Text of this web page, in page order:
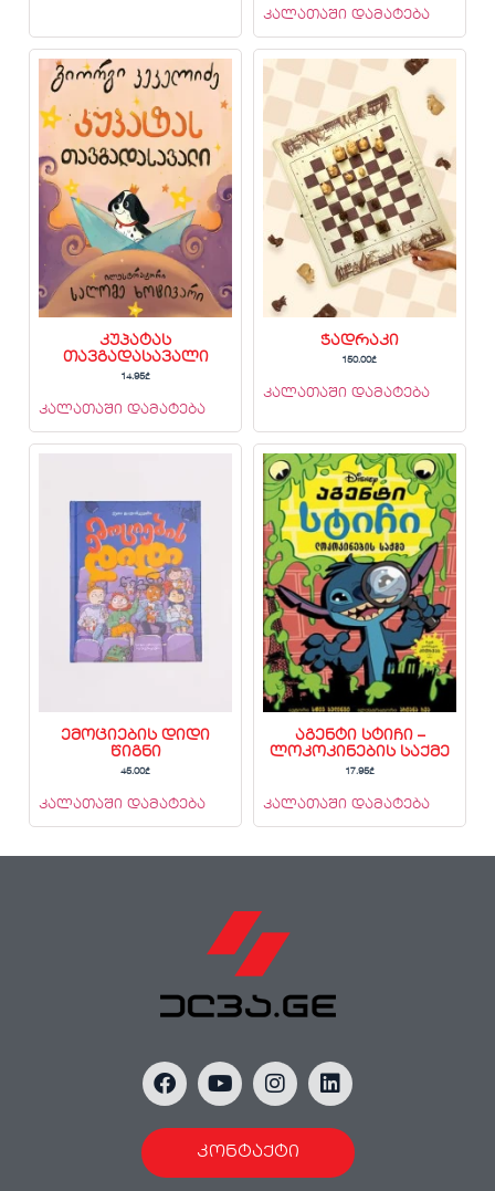
კალათაში დამატება
კუპატას
თავგადასავალი
14.95₾
კალათაში დამატება
ჭადრაკი
150.00₾
კალათაში დამატება
ემოციების დიდი
წიგნი
45.00₾
კალათაში დამატება
აგენტი სტიჩი –
ლოკოკინების საქმე
17.95₾
კალათაში დამატება
კონტაქტი